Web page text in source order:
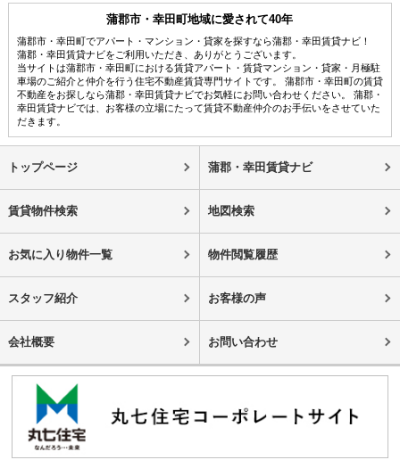
蒲郡市・幸田町地域に愛されて40年
蒲郡市・幸田町でアパート・マンション・貸家を探すなら蒲郡・幸田賃貸ナビ！
蒲郡・幸田賃貸ナビをご利用いただき、ありがとうございます。
当サイトは蒲郡市・幸田町における賃貸アパート・賃貸マンション・貸家・月極駐
車場のご紹介と仲介を行う住宅不動産賃貸専門サイトです。 蒲郡市・幸田町の賃貸
不動産をお探しなら蒲郡・幸田賃貸ナビでお気軽にお問い合わせください。 蒲郡・
幸田賃貸ナビでは、お客様の立場にたって賃貸不動産仲介のお手伝いをさせていた
だきます。
トップページ 蒲郡・幸田賃貸ナビ
賃貸物件検索 地図検索
お気に入り物件一覧 物件閲覧履歴
スタッフ紹介 お客様の声
会社概要 お問い合わせ